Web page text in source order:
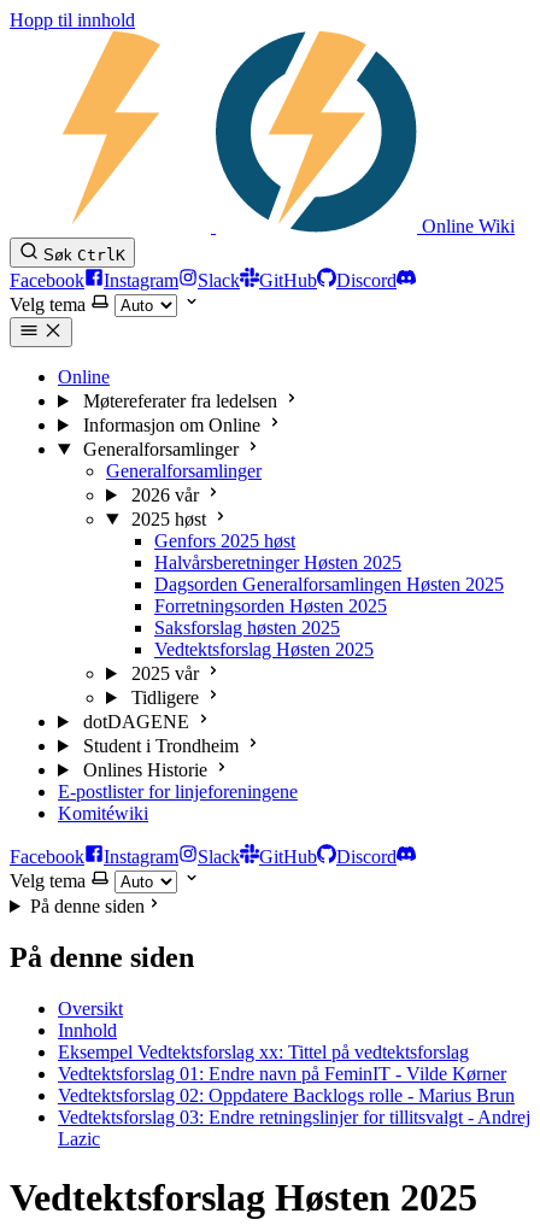
Hopp til innhold
Online Wiki
Søk CtrlK
Facebook Instagram Slack GitHub
Discord
Velg tema
Online
Møtereferater fra ledelsen
Informasjon om Online
Generalforsamlinger
Generalforsamlinger
2026 vår
2025 høst
Genfors 2025 høst
Halvårsberetninger Høsten 2025
Dagsorden Generalforsamlingen Høsten 2025
Forretningsorden Høsten 2025
Saksforslag høsten 2025
Vedtektsforslag Høsten 2025
2025 vår
Tidligere
dotDAGENE
Student i Trondheim
Onlines Historie
E-postlister for linjeforeningene
Komitéwiki
Facebook Instagram Slack GitHub
Discord
Velg tema
På denne siden
På denne siden
Oversikt
Innhold
Eksempel Vedtektsforslag xx: Tittel på vedtektsforslag
Vedtektsforslag 01: Endre navn på FeminIT - Vilde Kørner
Vedtektsforslag 02: Oppdatere Backlogs rolle - Marius Brun
Vedtektsforslag 03: Endre retningslinjer for tillitsvalgt - Andrej
Lazic
Vedtektsforslag Høsten 2025